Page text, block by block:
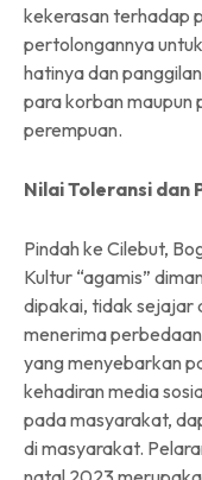
kekerasan terhadap
pertolongannya
hatinya dan
para korban maupun
perempuan.
Nilai Toleransi dan
Pindah ke Cilebut,
Kultur “agamis”
dipakai, tidak sejajar
menerima
yang menyebarkan
kehadiran media
pada masyarakat,
di masyarakat.